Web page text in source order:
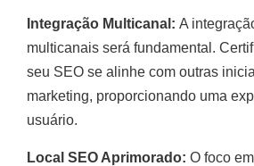
Integração Multicanal: A
multicanais será fundamental.
seu SEO se alinhe com outras
marketing, proporcionando uma
usuário.
Local SEO Aprimorado: O foco